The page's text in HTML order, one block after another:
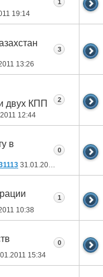
19:14
1
13:26
3
двух КПП
12:44
2
в
31.01.2011
0
10:38
1
15:34
0